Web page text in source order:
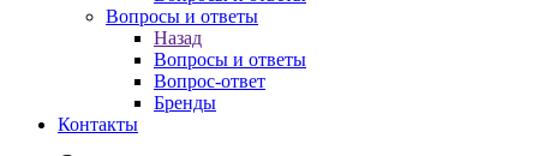
Вопросы и ответы
Назад
Вопросы и ответы
Вопрос-ответ
Бренды
Контакты